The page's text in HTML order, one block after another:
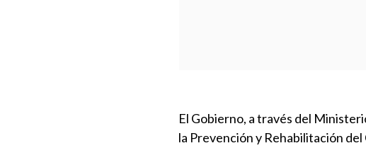
El Gobierno, a través del
la Prevención y Rehabilitación